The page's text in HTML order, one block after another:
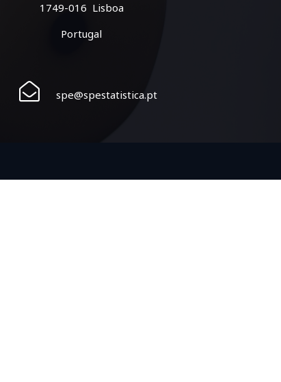
1749-016 Lisboa
Portugal
spe@spestatistica.pt